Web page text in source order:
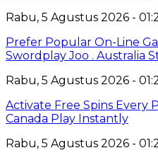
Rabu, 5 Agustus 2026 -
Prefer Popular On-Line
Swordplay Joo . Australia
Rabu, 5 Agustus 2026 -
Activate Free Spins Every
Canada Play Instantly
Rabu, 5 Agustus 2026 -